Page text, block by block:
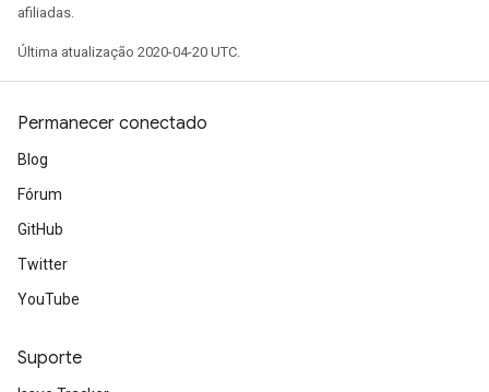
afiliadas.
Última atualização 2020-04-20 UTC.
Permanecer conectado
Blog
Fórum
GitHub
Twitter
YouTube
Suporte